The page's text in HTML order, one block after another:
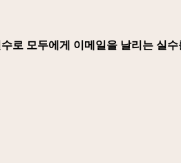
모두에게 이메일을 날리는 실